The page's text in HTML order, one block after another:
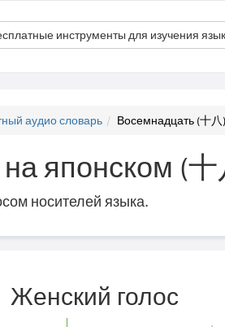
инструменты для изучения
аудио словарь Восемнадцать (十八)
японском (十
носителей языка.
Женский голос